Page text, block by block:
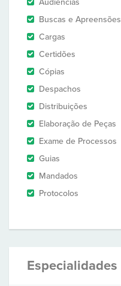
Audiências
Buscas e Apreensões
Cargas
Certidões
Cópias
Despachos
Distribuições
Elaboração de Peças
Exame de Processos
Guias
Mandados
Protocolos
Especialidades